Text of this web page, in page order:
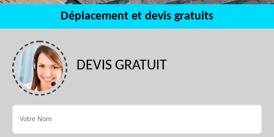
Déplacement et devis gratuits
DEVIS GRATUIT